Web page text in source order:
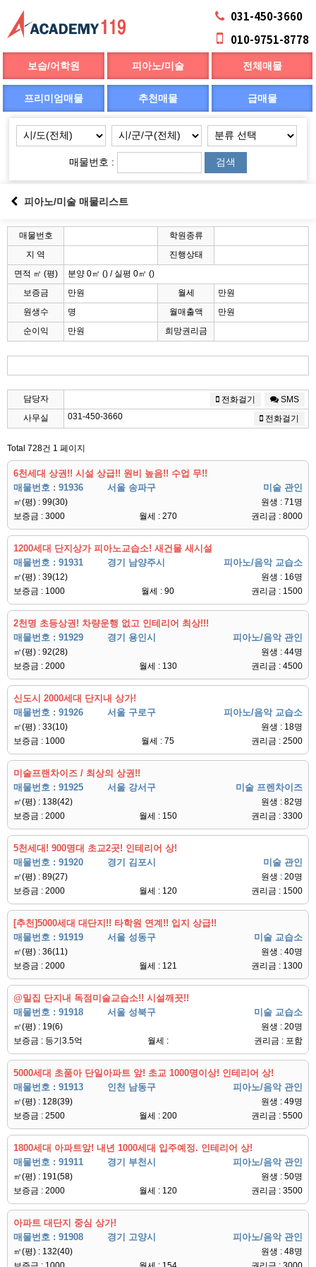
031-450-3660
010-9751-8778
보습/어학원 피아노/미술 전체매물
프리미엄매물 추천매물 급매물
매물번호 : 검색
피아노/미술 매물리스트
매물번호
학원종류
지 역
진행상태
면적 ㎡ (평)
분양 0㎡ () / 실평 0㎡ ()
보증금
만원 월세
만원
원생수
명 월매출액
만원
순이익
만원 희망권리금
담당자 SMS
전화걸기
사무실
031-450-3660 전화걸기
Total 728건 1 페이지
6천세대 상권!! 시설 상급!! 원비 높음!! 수업 무!!
매물번호 : 91936
서울 송파구 미술 관인
㎡(평) : 99(30)
원생 : 71명
보증금 : 3000
월세 : 270 권리금 : 8000
1200세대 단지상가 피아노교습소! 새건물 새시설
매물번호 : 91931
경기 남양주시 피아노/음악 교습소
㎡(평) : 39(12)
원생 : 16명
보증금 : 1000
월세 : 90 권리금 : 1500
2천명 초등상권! 차량운행 없고 인테리어 최상!!!
매물번호 : 91929
경기 용인시 피아노/음악 관인
㎡(평) : 92(28)
원생 : 44명
보증금 : 2000
월세 : 130 권리금 : 4500
신도시 2000세대 단지내 상가!
매물번호 : 91926
서울 구로구 피아노/음악 교습소
㎡(평) : 33(10)
원생 : 18명
보증금 : 1000
월세 : 75 권리금 : 2500
미술프랜차이즈 / 최상의 상권!!
매물번호 : 91925
서울 강서구 미술 프렌차이즈
㎡(평) : 138(42)
원생 : 82명
보증금 : 2000
월세 : 150 권리금 : 3300
5천세대! 900명대 초교2곳! 인테리어 상!
매물번호 : 91920
경기 김포시 미술 관인
㎡(평) : 89(27)
원생 : 20명
보증금 : 2000
월세 : 120 권리금 : 1500
[추천]5000세대 대단지!! 타학원 연계!! 입지 상급!!
매물번호 : 91919
서울 성동구 미술 교습소
㎡(평) : 36(11)
원생 : 40명
보증금 : 2000
월세 : 121 권리금 : 1300
@밀집 단지내 독점미술교습소!! 시설깨끗!!
매물번호 : 91918
서울 성북구 미술 교습소
㎡(평) : 19(6)
원생 : 20명
보증금 : 등기3.5억
월세 : 권리금 : 포함
5000세대 초품아 단일아파트 앞! 초교 1000명이상! 인테리어 상!
매물번호 : 91913
인천 남동구 피아노/음악 관인
㎡(평) : 128(39)
원생 : 49명
보증금 : 2500
월세 : 200 권리금 : 5500
1800세대 아파트앞! 내년 1000세대 입주예정. 인테리어 상!
매물번호 : 91911
경기 부천시 피아노/음악 관인
㎡(평) : 191(58)
원생 : 50명
보증금 : 2000
월세 : 120 권리금 : 3500
아파트 대단지 중심 상가!
매물번호 : 91908
경기 고양시 피아노/음악 관인
㎡(평) : 132(40)
원생 : 48명